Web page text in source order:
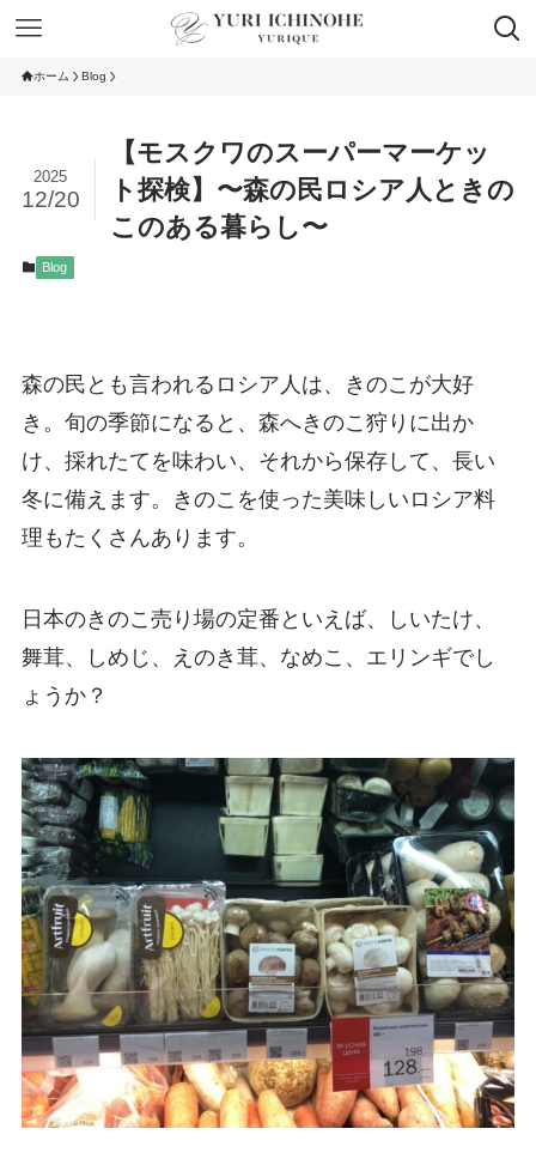
ホーム Blog
【モスクワのスーパーマーケッ
ト探検】〜森の民ロシア人ときの
このある暮らし〜
2025
12/20
Blog
森の民とも言われるロシア人は、きのこが大好
き。旬の季節になると、森へきのこ狩りに出か
け、採れたてを味わい、それから保存して、長い
冬に備えます。きのこを使った美味しいロシア料
理もたくさんあります。
日本のきのこ売り場の定番といえば、しいたけ、
舞茸、しめじ、えのき茸、なめこ、エリンギでし
ょうか？